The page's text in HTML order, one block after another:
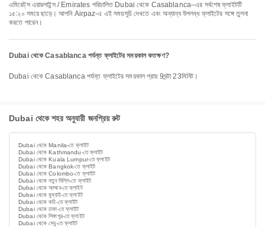
এমিরেট্‌স এয়ারলাইন্স / Emirates পরিচালিত Dubai থেকে Casablanca–এর সর্বশেষ ফ্লাইটটি
১৫:২০ সময়ে ছাড়ে। আপনি Airpaz-এ এই সময়সূচি দেখতে এবং অন্যান্য উপলব্ধ ফ্লাইটের সঙ্গে তুলনা
করতে পারেন।
Dubai থেকে Casablanca পর্যন্ত ফ্লাইটের সময়কাল কতক্ষণ?
Dubai থেকে Casablanca পর্যন্ত ফ্লাইটের সময়কাল প্রায় 9ঘন্টা 23মিনিট।
Dubai থেকে শহর অনুযায়ী জনপ্রিয় রুট
Dubai থেকে Manila-তে ফ্লাইট
Dubai থেকে Kathmandu-তে ফ্লাইট
Dubai থেকে Kuala Lumpur-তে ফ্লাইট
Dubai থেকে Bangkok-তে ফ্লাইট
Dubai থেকে Colombo-তে ফ্লাইট
Dubai থেকে নতুন দিল্লি-তে ফ্লাইট
Dubai থেকে আম্মান-তে ফ্লাইট
Dubai থেকে মুম্বাই-তে ফ্লাইট
Dubai থেকে কচি-তে ফ্লাইট
Dubai থেকে ঢাকা-তে ফ্লাইট
Dubai থেকে সিঙ্গাপুর-তে ফ্লাইট
Dubai থেকে সেবু-তে ফ্লাইট